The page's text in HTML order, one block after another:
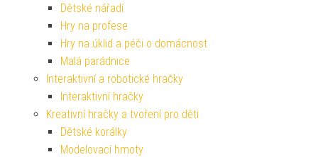
Dětské nářadí
Hry na profese
Hry na úklid a péči o domácnost
Malá parádnice
Interaktivní a robotické hračky
Interaktivní hračky
Kreativní hračky a tvoření pro děti
Dětské korálky
Modelovací hmoty